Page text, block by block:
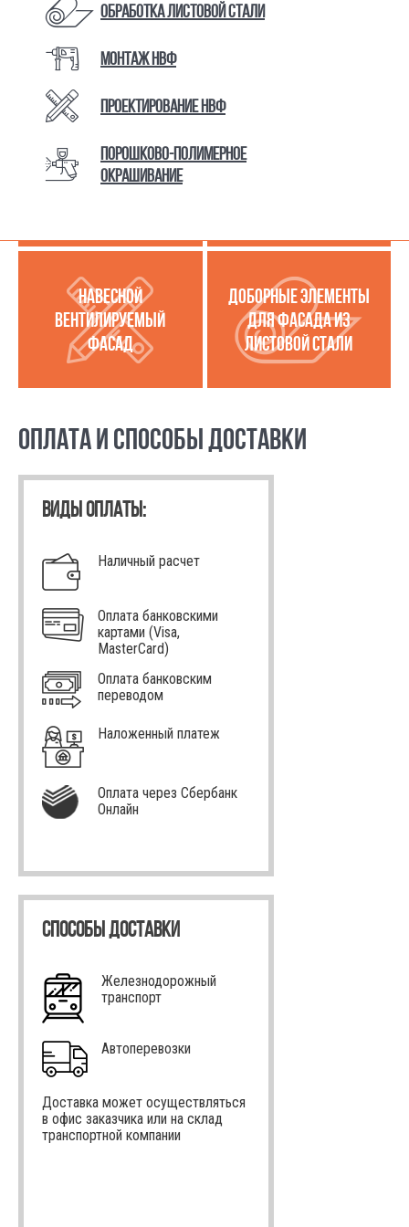
Обработка листовой стали
Монтаж НВФ
Проектирование НВФ
Порошково-полимерное
окрашивание
КАТАЛОГ ТОВАРОВ И УСЛУГ
УСЛУГИ ПО РАБОТЕ С
ЛИСТОВОЙ СТАЛЬЮ
МЕТАЛЛОКАССЕТЫ
НАВЕСНОЙ
ВЕНТИЛИРУЕМЫЙ
ФАСАД
ДОБОРНЫЕ ЭЛЕМЕНТЫ
ДЛЯ ФАСАДА ИЗ
ЛИСТОВОЙ СТАЛИ
ОПЛАТА И СПОСОБЫ ДОСТАВКИ
ВИДЫ ОПЛАТЫ:
Наличный расчет
Оплата банковскими
картами (Visa,
MasterCard)
Оплата банковским
переводом
Наложенный платеж
Оплата через Сбербанк
Онлайн
СПОСОБЫ ДОСТАВКИ
Железнодорожный
транспорт
Автоперевозки
Доставка может осуществляться
в офис заказчика или на склад
транспортной компании